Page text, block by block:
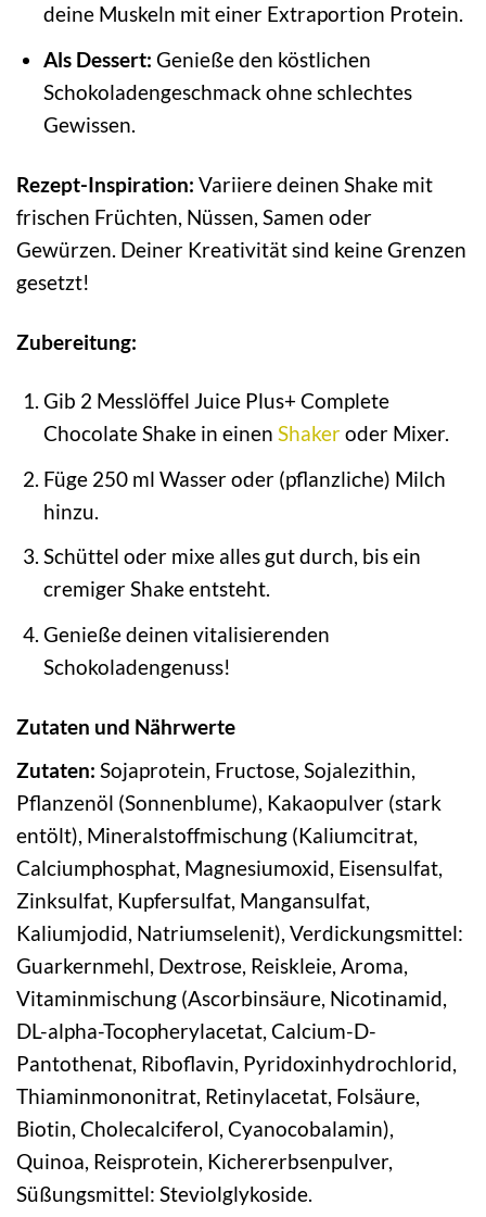
deine Muskeln mit einer Extraportion Protein.
Als Dessert: Genieße den köstlichen
Schokoladengeschmack ohne schlechtes
Gewissen.
Rezept-Inspiration: Variiere deinen Shake mit
frischen Früchten, Nüssen, Samen oder
Gewürzen. Deiner Kreativität sind keine Grenzen
gesetzt!
Zubereitung:
Gib 2 Messlöffel Juice Plus+ Complete
Chocolate Shake in einen Shakeroder Mixer.
Füge 250 ml Wasser oder (pflanzliche) Milch
hinzu.
Schüttel oder mixe alles gut durch, bis ein
cremiger Shake entsteht.
Genieße deinen vitalisierenden
Schokoladengenuss!
Zutaten und Nährwerte
Zutaten: Sojaprotein, Fructose, Sojalezithin,
Pflanzenöl (Sonnenblume), Kakaopulver (stark
entölt), Mineralstoffmischung (Kaliumcitrat,
Calciumphosphat, Magnesiumoxid, Eisensulfat,
Zinksulfat, Kupfersulfat, Mangansulfat,
Kaliumjodid, Natriumselenit), Verdickungsmittel:
Guarkernmehl, Dextrose, Reiskleie, Aroma,
Vitaminmischung (Ascorbinsäure, Nicotinamid,
DL-alpha-Tocopherylacetat, Calcium-D-
Pantothenat, Riboflavin, Pyridoxinhydrochlorid,
Thiaminmononitrat, Retinylacetat, Folsäure,
Biotin, Cholecalciferol, Cyanocobalamin),
Quinoa, Reisprotein, Kichererbsenpulver,
Süßungsmittel: Steviolglykoside.